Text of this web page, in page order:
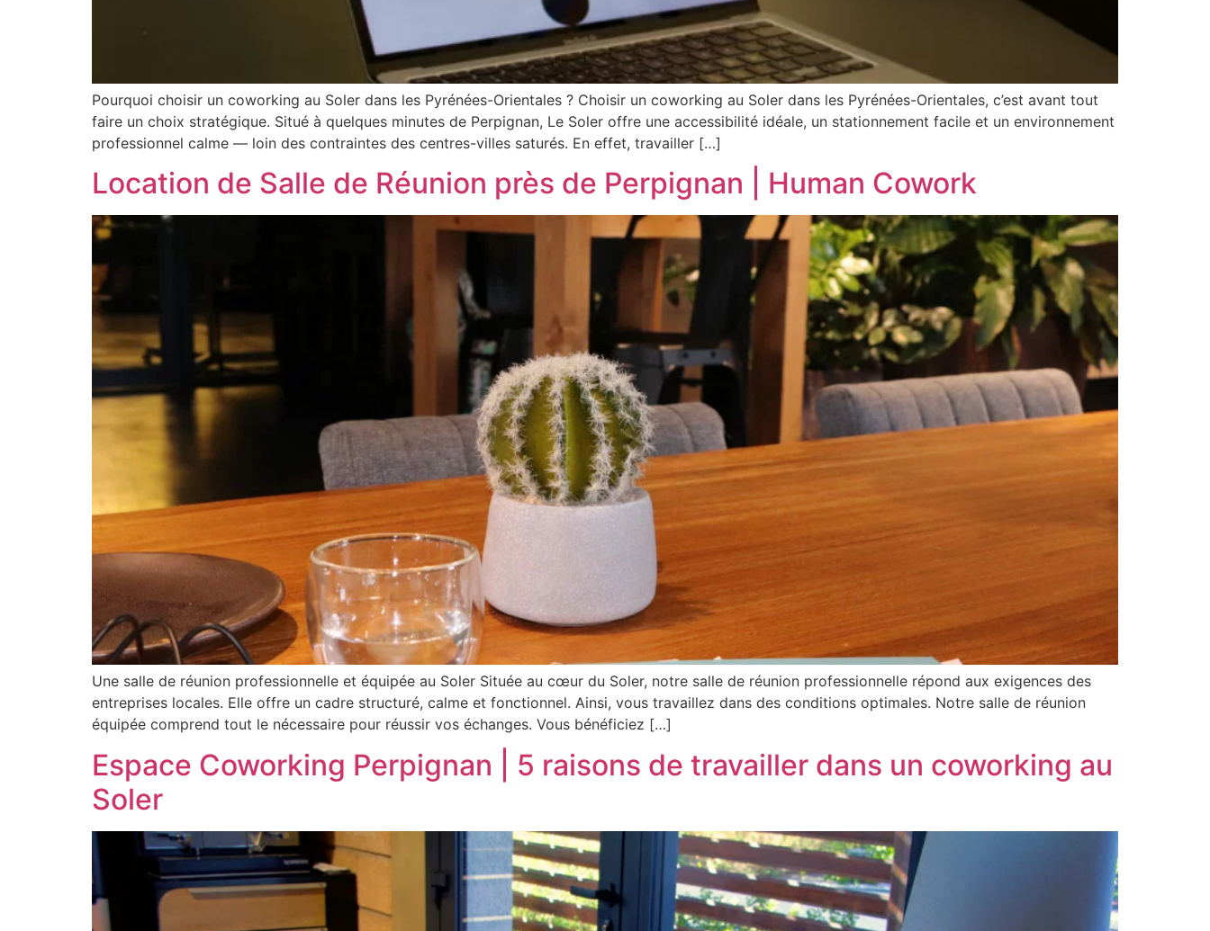
Pourquoi choisir un coworking au Soler dans les Pyrénées-Orientales ? Choisir un coworking au Soler dans les Pyrénées-Orientales, c’est avant tout
faire un choix stratégique. Situé à quelques minutes de Perpignan, Le Soler offre une accessibilité idéale, un stationnement facile et un environnement
professionnel calme — loin des contraintes des centres-villes saturés. En effet, travailler […]
Location de Salle de Réunion près de Perpignan | Human Cowork
Une salle de réunion professionnelle et équipée au Soler Située au cœur du Soler, notre salle de réunion professionnelle répond aux exigences des
entreprises locales. Elle offre un cadre structuré, calme et fonctionnel. Ainsi, vous travaillez dans des conditions optimales. Notre salle de réunion
équipée comprend tout le nécessaire pour réussir vos échanges. Vous bénéficiez […]
Espace Coworking Perpignan | 5 raisons de travailler dans un coworking au
Soler